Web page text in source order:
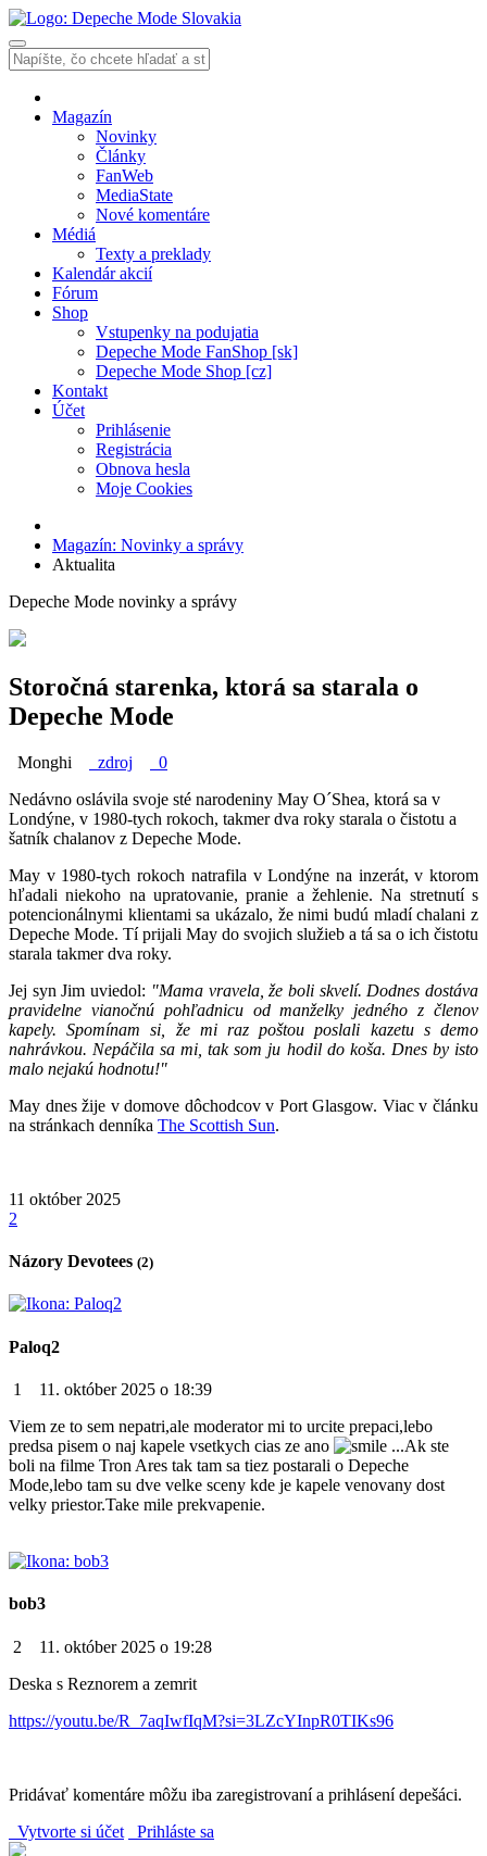
Magazín
Novinky
Články
FanWeb
MediaState
Nové komentáre
Médiá
Texty a preklady
Kalendár akcií
Fórum
Shop
Vstupenky na podujatia
Depeche Mode FanShop [sk]
Depeche Mode Shop [cz]
Kontakt
Účet
Prihlásenie
Registrácia
Obnova hesla
Moje Cookies
Magazín: Novinky a správy
Aktualita
Depeche Mode novinky a správy
Storočná starenka, ktorá sa starala o
Depeche Mode
Monghi zdroj
0
Nedávno oslávila svoje sté narodeniny May O´Shea, ktorá sa v
Londýne, v 1980-tych rokoch, takmer dva roky starala o čistotu a
šatník chalanov z Depeche Mode.
May v 1980-tych rokoch natrafila v Londýne na inzerát, v ktorom
hľadali niekoho na upratovanie, pranie a žehlenie. Na stretnutí s
potencionálnymi klientami sa ukázalo, že nimi budú mladí chalani z
Depeche Mode. Tí prijali May do svojich služieb a tá sa o ich čistotu
starala takmer dva roky.
Jej syn Jim uviedol: "Mama vravela, že boli skvelí. Dodnes dostáva
pravidelne vianočnú pohľadnicu od manželky jedného z členov
kapely. Spomínam si, že mi raz poštou poslali kazetu s demo
nahrávkou. Nepáčila sa mi, tak som ju hodil do koša. Dnes by isto
malo nejakú hodnotu!"
May dnes žije v domove dôchodcov v Port Glasgow. Viac v článku
na stránkach denníka The Scottish Sun.
11 október 2025
2
Názory Devotees (2)
Paloq2
1
11. október 2025 o 18:39
Viem ze to sem nepatri,ale moderator mi to urcite prepaci,lebo
predsa pisem o naj kapele vsetkych cias ze ano
...Ak ste
boli na filme Tron Ares tak tam sa tiez postarali o Depeche
Mode,lebo tam su dve velke sceny kde je kapele venovany dost
velky priestor.Take mile prekvapenie.
bob3
2
11. október 2025 o 19:28
Deska s Reznorem a zemrit
https://youtu.be/R_7aqIwfIqM?si=3LZcYInpR0TIKs96
Pridávať komentáre môžu iba zaregistrovaní a prihlásení depešáci.
Vytvorte si účet
Prihláste sa